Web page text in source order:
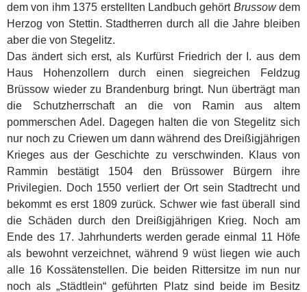
dem von ihm 1375 erstellten Landbuch gehört Brussowdem
Herzog von Stettin. Stadtherren durch all die Jahre bleiben
aber die von Stegelitz.
Das ändert sich erst, als Kurfürst Friedrich der I. aus dem
Haus Hohenzollern durch einen siegreichen Feldzug
Brüssow wieder zu Brandenburg bringt. Nun überträgt man
die Schutzherrschaft an die von Ramin aus altem
pommerschen Adel. Dagegen halten die von Stegelitz sich
nur noch zu Criewen um dann während des Dreißigjährigen
Krieges aus der Geschichte zu verschwinden. Klaus von
Rammin bestätigt 1504 den Brüssower Bürgern ihre
Privilegien. Doch 1550 verliert der Ort sein Stadtrecht und
bekommt es erst 1809 zurück. Schwer wie fast überall sind
die Schäden durch den Dreißigjährigen Krieg. Noch am
Ende des 17. Jahrhunderts werden gerade einmal 11 Höfe
als bewohnt verzeichnet, während 9 wüst liegen wie auch
alle 16 Kossätenstellen. Die beiden Rittersitze im nun nur
noch als „Städtlein“ geführten Platz sind beide im Besitz